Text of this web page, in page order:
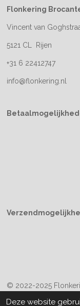
Deze website
Flonkering
Vincent van
5121 CL Rijen
+31 6 22412747
info@flonkering.nl
© 2022-2025